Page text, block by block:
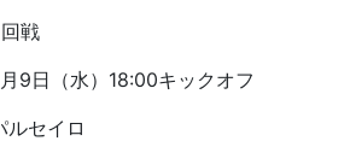
戦
9日（水）18:00キックオフ
ルセイロ